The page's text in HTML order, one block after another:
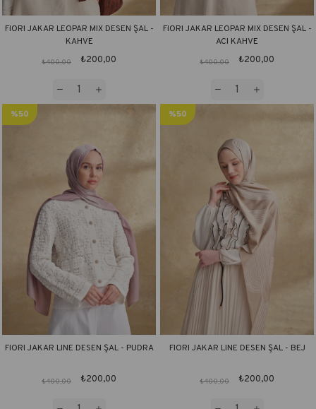
FIORI JAKAR LEOPAR MIX DESEN ŞAL -
KAHVE
₺200,00
₺400,00
FIORI JAKAR LEOPAR MIX DESEN ŞAL -
ACI KAHVE
₺200,00
₺400,00
FIORI JAKAR LINE DESEN ŞAL - PUDRA
₺200,00
₺400,00
%50
FIORI JAKAR LINE DESEN ŞAL - BEJ
₺200,00
₺400,00
%50